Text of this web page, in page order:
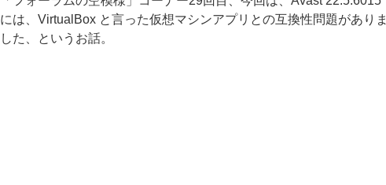
には、VirtualBox と言った仮想マシンアプリとの互換性問題がありま
した、というお話。